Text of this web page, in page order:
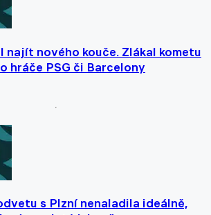
najít nového kouče. Zlákal kometu
hráče PSG či Barcelony
s Plzní nenaladila ideálně,